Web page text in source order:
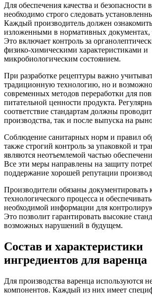
Для обеспечения качества и безопасности
необходимо строго следовать
Каждый производитель должен
изложенными в нормативных
Это включает контроль за
физико-химическими характеристиками и
микробиологическим состоянием.
При разработке рецептуры важно
традиционную технологию, но и
современных методов переработки для
питательной ценности продукта.
соответствие стандартам должны
производства, так и после выпуска на
Соблюдение санитарных норм и правил
также строгий контроль за упаковкой и
являются неотъемлемой частью
Все эти меры направлены на защиту
поддержание хорошей репутации
Производители обязаны
технологического процесса и
необходимой информации для
Это позволит гарантировать высокие
возможных нарушений в будущем.
Состав и характеристики
ингредиентов для варенца
Для производства варенца используются
компонентов. Каждый из них имеет